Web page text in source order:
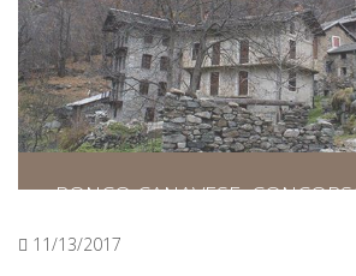
RONCO CANAVESE,
11/13/2017